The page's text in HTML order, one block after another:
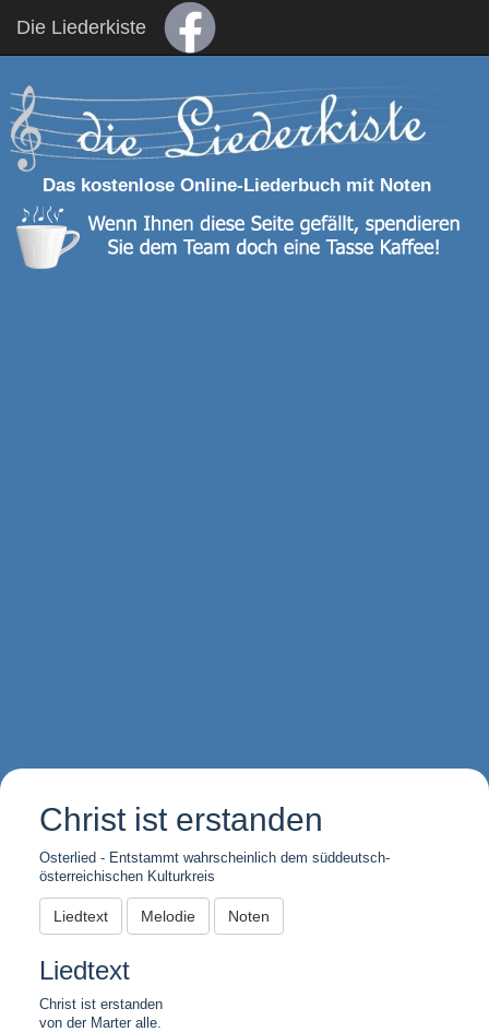
Die Liederkiste
Das kostenlose Online-Liederbuch mit Noten
Christ ist erstanden
Osterlied - Entstammt wahrscheinlich dem süddeutsch-
österreichischen Kulturkreis
Liedtext Melodie Noten
Liedtext
Christ ist erstanden
von der Marter alle.